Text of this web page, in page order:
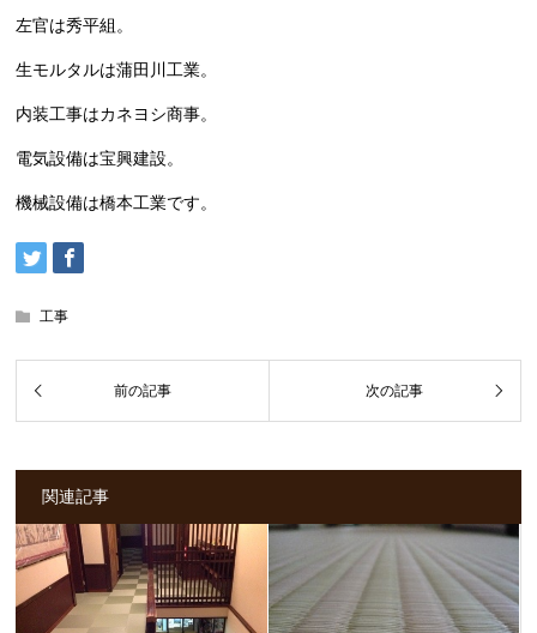
左官は秀平組。
生モルタルは蒲田川工業。
内装工事はカネヨシ商事。
電気設備は宝興建設。
機械設備は橋本工業です。
工事
関連記事